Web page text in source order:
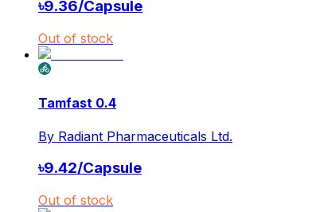
৳9.36/Capsule
Out of stock
Tamfast 0.4
By Radiant Pharmaceuticals Ltd.
৳9.42/Capsule
Out of stock